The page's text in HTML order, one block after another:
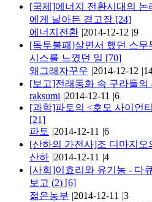
[국제]에너지 전환시대의
에게 날아든 경고장 [24]
에너지전환 |2014-12-12 |9
[독투불패]살면서 했던 스무
시스를 느꼈던 일 [70]
왜그래자꾸우 |2014-12-12 |
[보고]전래동화 속 구라들의
raksumi |2014-12-11 |6
[과학]파토의 <호모 사이언
[21]
파토 |2014-12-11 |6
[산하의 가전사]조 디마지오
산하 |2014-12-11 |4
[사회]이효리와 유기농 - 다
보고 (2) [6]
젊은농부 |2014-12-11 |3